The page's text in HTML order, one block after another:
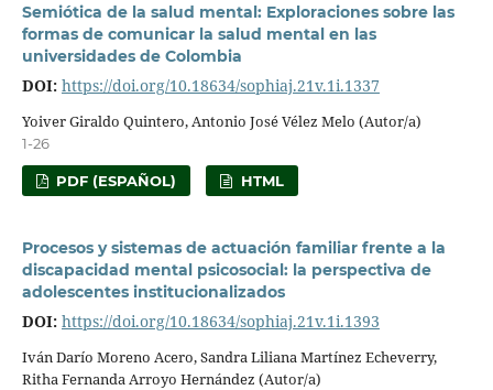
Semiótica de la salud mental: Exploraciones sobre las
formas de comunicar la salud mental en las
universidades de Colombia
DOI: https://doi.org/10.18634/sophiaj.21v.1i.1337
Yoiver Giraldo Quintero, Antonio José Vélez Melo (Autor/a)
1-26
PDF (ESPAÑOL) HTML
Procesos y sistemas de actuación familiar frente a la
discapacidad mental psicosocial: la perspectiva de
adolescentes institucionalizados
DOI: https://doi.org/10.18634/sophiaj.21v.1i.1393
Iván Darío Moreno Acero, Sandra Liliana Martínez Echeverry,
Ritha Fernanda Arroyo Hernández (Autor/a)